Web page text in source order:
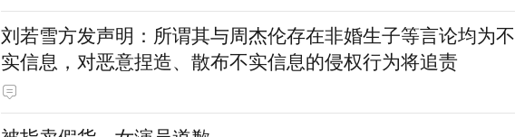
刘若雪方发声明：所谓其与周杰伦存在非婚生子等言论均为不
实信息，对恶意捏造、散布不实信息的侵权行为将追责